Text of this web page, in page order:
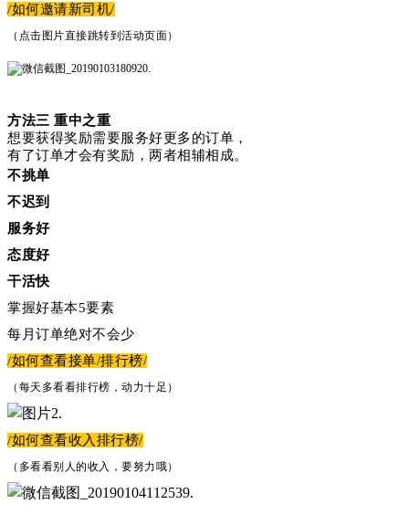
/如何邀请新司机/
（点击图片直接跳转到活动页面）
方法三 重中之重
想要获得奖励需要服务好更多的订单，
有了订单才会有奖励，两者相辅相成。
不挑单
不迟到
服务好
态度好
干活快
掌握好基本5要素
每月订单绝对不会少
/如何查看接单/排行榜/
（每天多看看排行榜，动力十足）
/如何查看收入排行榜/
（多看看别人的收入，要努力哦）